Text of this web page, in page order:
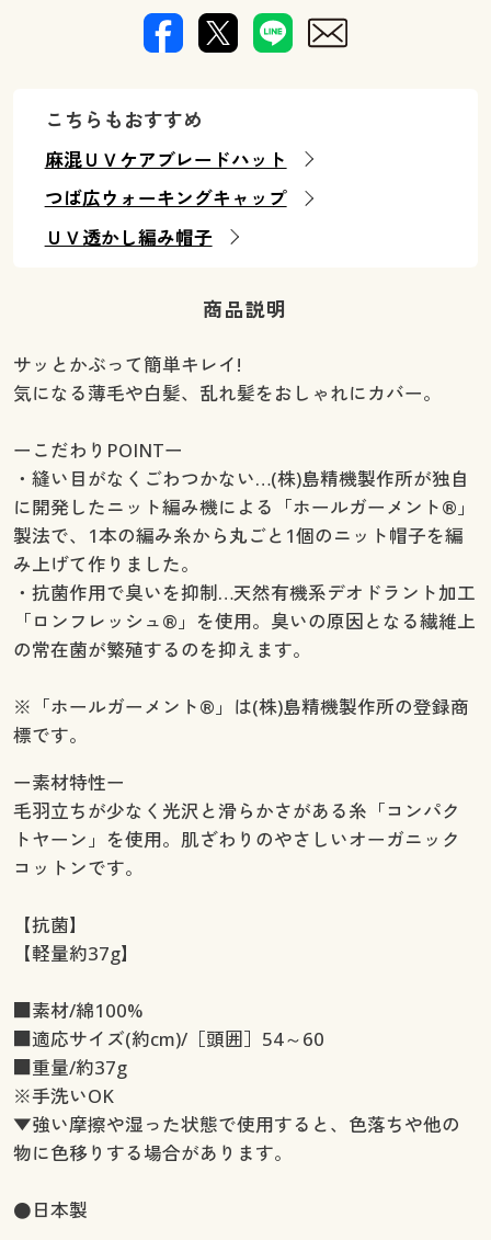
こちらもおすすめ
麻混ＵＶケアブレードハット
つば広ウォーキングキャップ
ＵＶ透かし編み帽子
商品説明
サッとかぶって簡単キレイ!
気になる薄毛や白髪、乱れ髪をおしゃれにカバー。
ーこだわりPOINTー
・縫い目がなくごわつかない…(株)島精機製作所が独自
に開発したニット編み機による「ホールガーメント®」
製法で、1本の編み糸から丸ごと1個のニット帽子を編
み上げて作りました。
・抗菌作用で臭いを抑制…天然有機系デオドラント加工
「ロンフレッシュ®」を使用。臭いの原因となる繊維上
の常在菌が繁殖するのを抑えます。
※「ホールガーメント®」は(株)島精機製作所の登録商
標です。
ー素材特性ー
毛羽立ちが少なく光沢と滑らかさがある糸「コンパク
トヤーン」を使用。肌ざわりのやさしいオーガニック
コットンです。
【抗菌】
【軽量約37g】
■素材/綿100%
■適応サイズ(約cm)/［頭囲］54～60
■重量/約37g
※手洗いOK
▼強い摩擦や湿った状態で使用すると、色落ちや他の
物に色移りする場合があります。
●日本製